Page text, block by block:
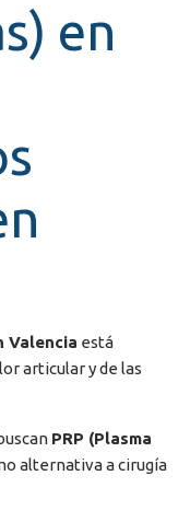
en
Valencia está
articular y de las
PRP (Plasma
alternativa a cirugía